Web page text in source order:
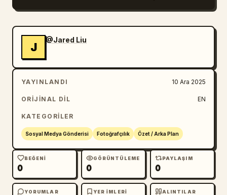
J
@Jared Liu
YAYINLANDI 10 Ara 2025
ORIJINAL DIL EN
KATEGORILER
Sosyal Medya Gönderisi Fotoğrafçılık Özet / Arka Plan
BEĞENI
0
GÖRÜNTÜLEME
0
PAYLAŞIM
0
YORUMLAR YER IMLERI ALINTILAR